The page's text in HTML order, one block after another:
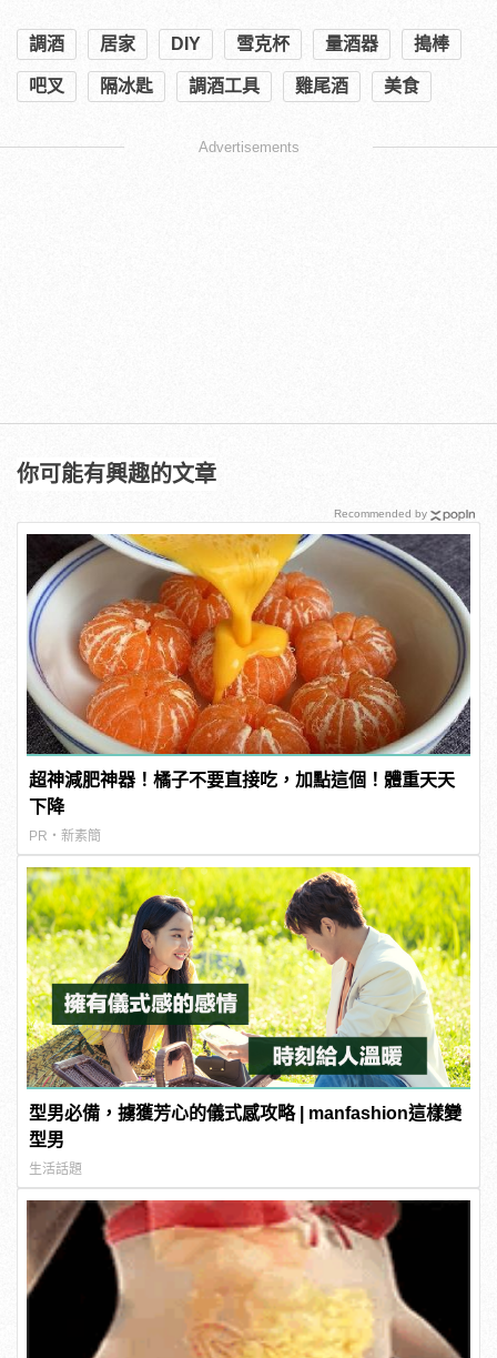
調酒 居家 DIY 雪克杯 量酒器 搗棒
吧叉 隔冰匙 調酒工具 雞尾酒 美食
Advertisements
你可能有興趣的文章
超神減肥神器！橘子不要直接吃，加點這個！體重天天
下降
PR・新素簡
型男必備，擄獲芳心的儀式感攻略 | manfashion這樣變
型男
生活話題
Recommended by